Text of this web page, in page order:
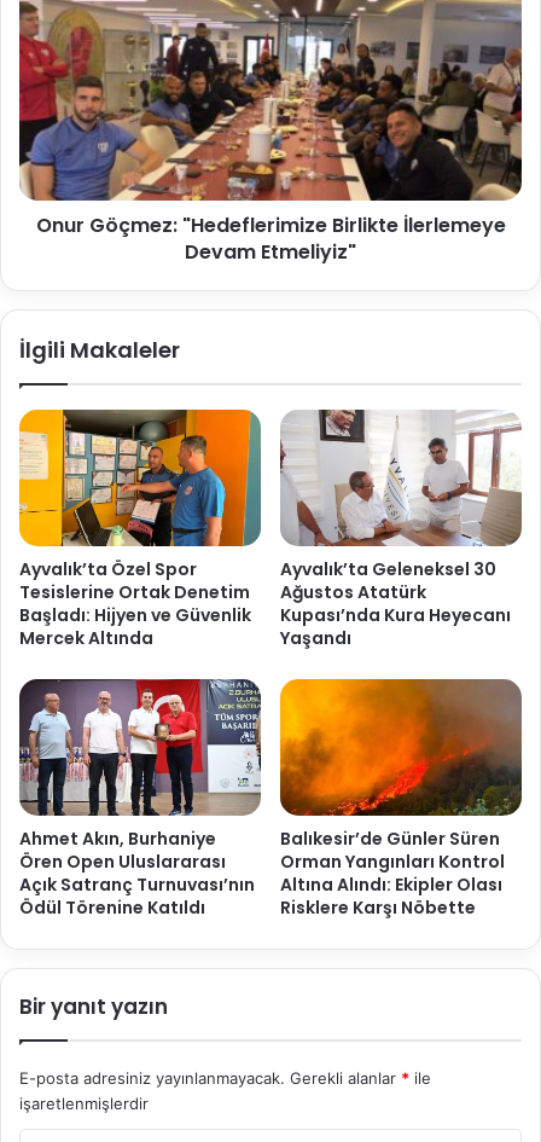
Onur Göçmez: "Hedeflerimize Birlikte İlerlemeye
Devam Etmeliyiz"
İlgili Makaleler
Ayvalık’ta Özel Spor
Tesislerine Ortak Denetim
Başladı: Hijyen ve Güvenlik
Mercek Altında
Ayvalık’ta Geleneksel 30
Ağustos Atatürk
Kupası’nda Kura Heyecanı
Yaşandı
Ahmet Akın, Burhaniye
Ören Open Uluslararası
Açık Satranç Turnuvası’nın
Ödül Törenine Katıldı
Balıkesir’de Günler Süren
Orman Yangınları Kontrol
Altına Alındı: Ekipler Olası
Risklere Karşı Nöbette
Bir yanıt yazın
E-posta adresiniz yayınlanmayacak. Gerekli alanlar * ile
işaretlenmişlerdir